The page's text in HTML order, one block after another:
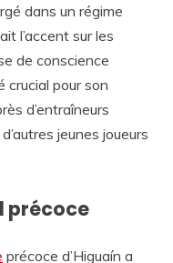
dans un régime
l’accent sur les
de conscience
pour son
d’entraîneurs
jeunes joueurs
précoce
précoce d’Higuaín a